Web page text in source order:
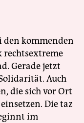
den kommenden
rechtsextreme
Gerade jetzt
Auch
die sich vor Ort
Die taz
im